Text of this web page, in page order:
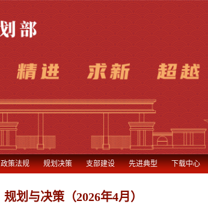
政策法规 规划决策 支部建设 先进典型 下载中心
规划与决策（2026年4月）